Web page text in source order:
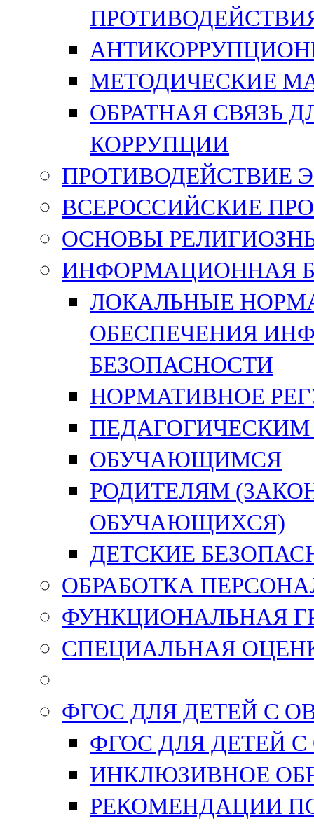
МЕТОДИЧЕСКИЕ
ОБРАТНАЯ СВЯЗЬ
КОРРУПЦИИ
ПРОТИВОДЕЙСТВИЕ
ВСЕРОССИЙСКИЕ
ОСНОВЫ
ИНФОРМАЦИОННАЯ
ЛОКАЛЬНЫЕ
ОБЕСПЕЧЕНИЯ
БЕЗОПАСНОСТИ
НОРМАТИВНОЕ
ОБУЧАЮЩИМСЯ
РОДИТЕЛЯМ
ОБУЧАЮЩИХСЯ)
ДЕТСКИЕ
ОБРАБОТКА
ФУНКЦИОНАЛЬНАЯ
СПЕЦИАЛЬНАЯ
ФГОС ДЛЯ ДЕТЕЙ С
ФГОС ДЛЯ ДЕТЕЙ С
ИНКЛЮЗИВНОЕ
РЕКОМЕНДАЦИИ